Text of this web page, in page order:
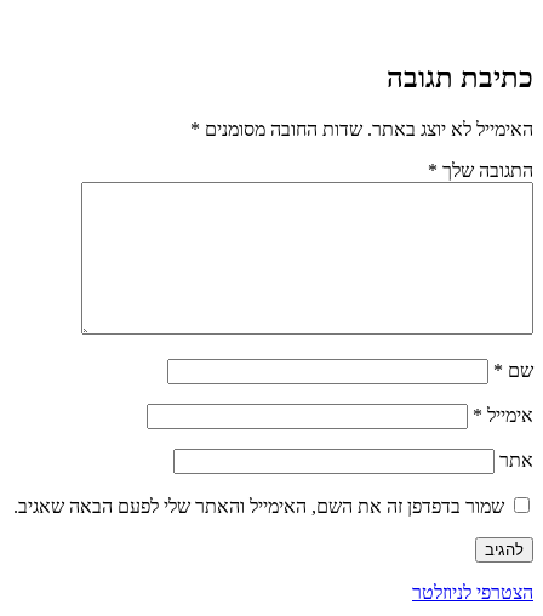
כתיבת תגובה
האימייל לא יוצג באתר. שדות החובה מסומנים *
התגובה שלך *
שם *
אימייל *
אתר
שמור בדפדפן זה את השם, האימייל והאתר שלי לפעם הבאה שאגיב.
הצטרפי לניוזלטר